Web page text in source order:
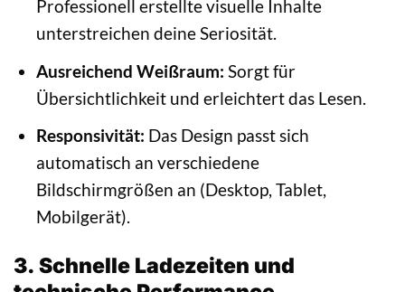
Professionell erstellte visuelle Inhalte
unterstreichen deine Seriosität.
Ausreichend Weißraum: Sorgt für
Übersichtlichkeit und erleichtert das Lesen.
Responsivität: Das Design passt sich
automatisch an verschiedene
Bildschirmgrößen an (Desktop, Tablet,
Mobilgerät).
3. Schnelle Ladezeiten und